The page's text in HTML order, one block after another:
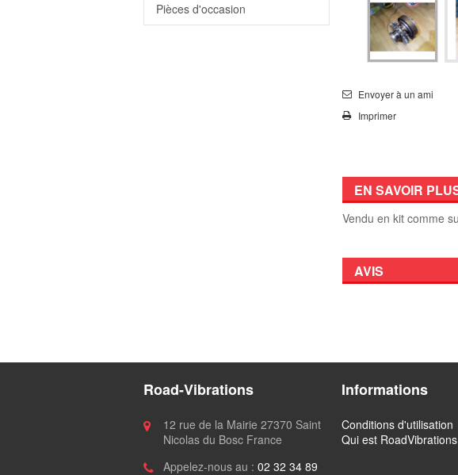
Pièces d'occasion
Envoyer à un ami
Imprimer
EN SAVOIR
Vendu en kit comme
AVIS
Road-Vibrations
12 rue de la Mairie 27370 Saint
Nicolas du Bosc France
Appelez-nous au : 02 32 34 89
Informations
Conditions d'utilisation
Qui est RoadVibrations